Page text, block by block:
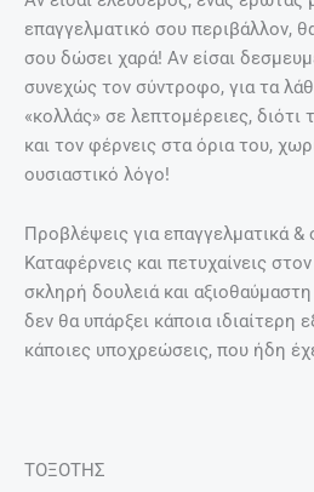
επαγγελματικό σου περιβάλλον,
σου δώσει χαρά! Αν είσαι
συνεχώς τον σύντροφο, για τα
«κολλάς» σε λεπτομέρειες, διότι
και τον φέρνεις στα όρια του,
ουσιαστικό λόγο!
Προβλέψεις για επαγγελματικά &
Καταφέρνεις και πετυχαίνεις
σκληρή δουλειά και
δεν θα υπάρξει κάποια ιδιαίτερη
κάποιες υποχρεώσεις, που ήδη
ΤΟΞΟΤΗΣ